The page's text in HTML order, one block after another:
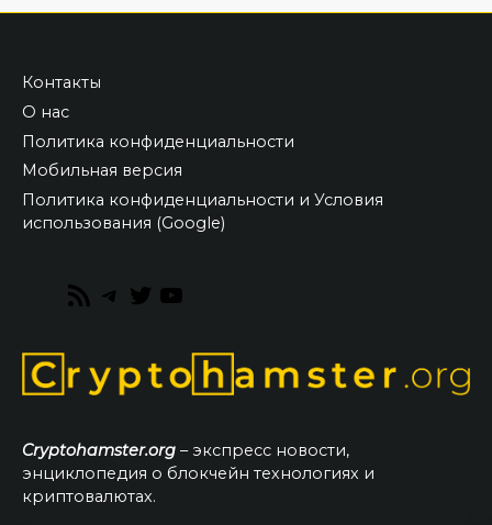
Контакты
О нас
Политика конфиденциальности
Мобильная версия
Политика конфиденциальности и Условия
использования (Google)
RSS
Telegram
Twitter
Cryptohamster.org – экспресс новости,
энциклопедия о блокчейн технологиях и
криптовалютах.